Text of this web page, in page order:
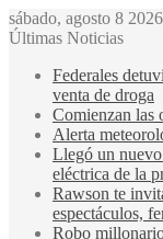
sábado, agosto 8 2026
Últimas Noticias
Federales
venta de droga
Comienzan las
Alerta
Llegó un
eléctrica de la
Rawson te
espectáculos,
Robo